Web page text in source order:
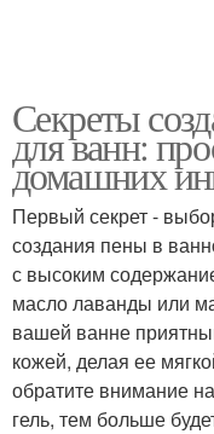
Секреты
для ванн:
домашних
Первый секрет -
создания пены в
с высоким
масло лаванды или
вашей ванне
кожей, делая ее
обратите внимание
гель, тем больше